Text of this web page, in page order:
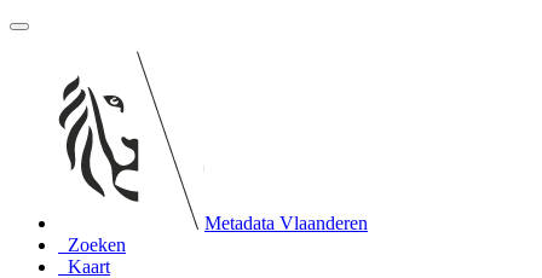
Metadata Vlaanderen
Zoeken
Kaart